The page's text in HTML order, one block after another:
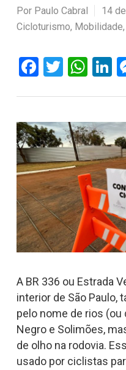
Por Paulo Cabral
14
Cicloturismo, Mobilidade,
Facebook
Twitter
A BR 336 ou Estrada
interior de São Paulo,
pelo nome de rios (ou
Negro e Solimões,
de olho na rodovia.
usado por ciclistas